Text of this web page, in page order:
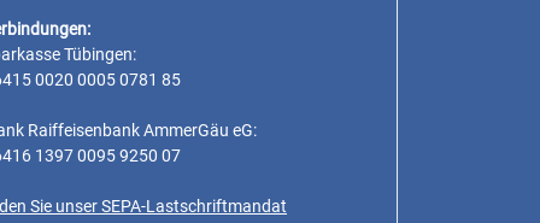
Tübingen:
0020 0005 0781 85
Raiffeisenbank AmmerGäu eG:
1397 0095 9250 07
Sie unser SEPA-Lastschriftmandat